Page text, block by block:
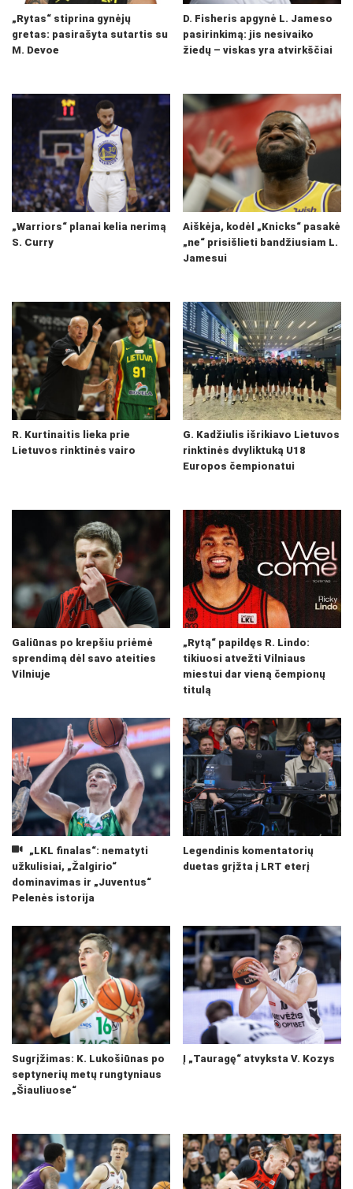
„Rytas“ stiprina gynėjų
gretas: pasirašyta sutartis su
M. Devoe
D. Fisheris apgynė L. Jameso
pasirinkimą: jis nesivaiko
žiedų – viskas yra atvirkščiai
„Warriors“ planai kelia nerimą
S. Curry
Aiškėja, kodėl „Knicks“ pasakė
„ne“ prisišlieti bandžiusiam L.
Jamesui
R. Kurtinaitis lieka prie
Lietuvos rinktinės vairo
G. Kadžiulis išrikiavo Lietuvos
rinktinės dvyliktuką U18
Europos čempionatui
Galiūnas po krepšiu priėmė
sprendimą dėl savo ateities
Vilniuje
„Rytą“ papildęs R. Lindo:
tikiuosi atvežti Vilniaus
miestui dar vieną čempionų
titulą
„LKL finalas“: nematyti
užkulisiai, „Žalgirio“
dominavimas ir „Juventus“
Pelenės istorija
Legendinis komentatorių
duetas grįžta į LRT eterį
Sugrįžimas: K. Lukošiūnas po
septynerių metų rungtyniaus
„Šiauliuose“
Į „Tauragę“ atvyksta V. Kozys